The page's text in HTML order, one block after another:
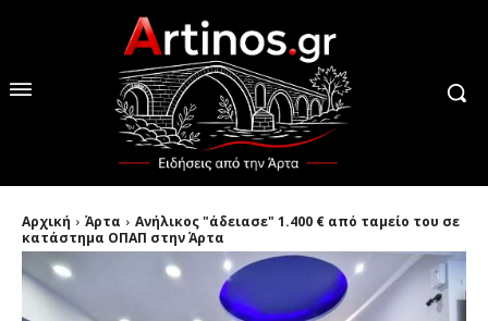
Αρχική Άρτα
Ανήλικος "άδειασε" 1.400 € από ταμείο του σε
κατάστημα ΟΠΑΠ στην Άρτα